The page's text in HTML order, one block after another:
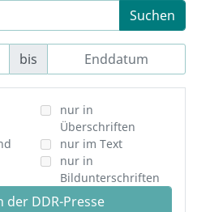
Suchen
bis
nur in
Überschriften
nur im Text
nur in
Bildunterschriften
der DDR-Presse